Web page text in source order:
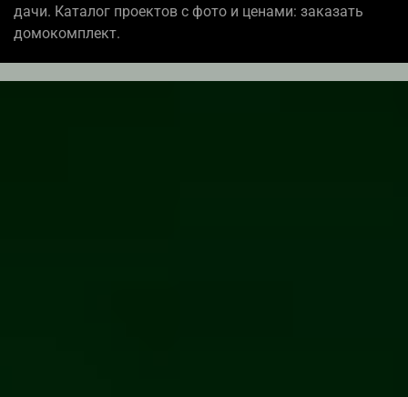
дачи. Каталог проектов с фото и ценами: заказать
домокомплект.